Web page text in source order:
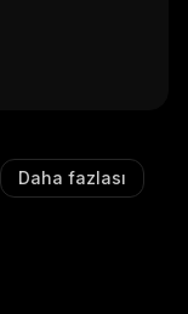
Daha fazlası